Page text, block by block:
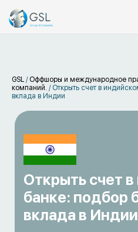
GSL / Оффшоры и международное
компаний. / Открыть счет в
вклада в Индии
Открыть счет
банке: подбор
вклада в Индии